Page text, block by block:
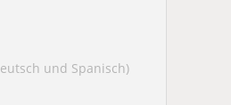
und Spanisch)